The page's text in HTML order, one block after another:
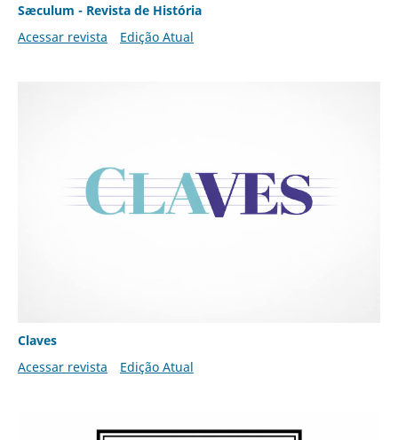
Sæculum - Revista de História
Acessar revista
Edição Atual
Claves
Acessar revista
Edição Atual